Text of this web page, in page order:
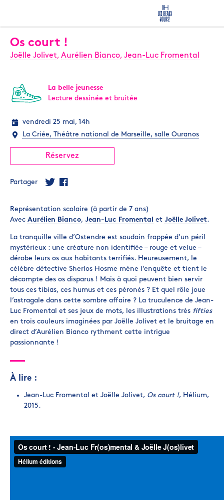
Os court !
Joëlle Jolivet, Aurélien Bianco, Jean-Luc Fromental
La belle jeunesse
Lecture dessinée et bruitée
vendredi 25 mai, 14h
La Criée, Théâtre national de Marseille, salle Ouranos
Réservez
Partager
Représentation scolaire (à partir de 7 ans)
Avec Aurélien Bianco, Jean-Luc Fromental et Joëlle Jolivet.
La tranquille ville d’Ostendre est soudain frappée d’un péril
mystérieux : une créature non identifiée – rouge et velue –
dérobe leurs os aux habitants terrifiés. Heureusement, le
célèbre détective Sherlos Hosme mène l’enquête et tient le
décompte des os disparus ! Mais à quoi peuvent bien servir
tous ces tibias, ces humus et ces péronés ? Et quel rôle joue
l’astragale dans cette sombre affaire ? La truculence de Jean-
Luc Fromental et ses jeux de mots, les illustrations très fifties
en trois couleurs imaginées par Joëlle Jolivet et le bruitage en
direct d’Aurélien Bianco rythment cette intrigue
passionnante !
À lire :
Jean-Luc Fromental et Joëlle Jolivet, Os court !, Hélium,
2015.